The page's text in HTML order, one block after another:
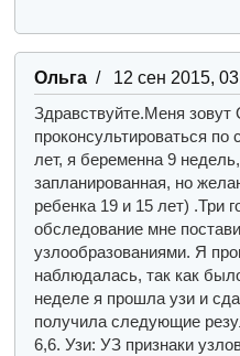
Ольга/ 12 сен 2015,
Здравствуйте.Меня
проконсультироваться
лет, я беременна 9
запланированная, но
ребенка 19 и 15 лет) .Три
обследование мне
узлообразованиями. Я
наблюдалась, так как
неделе я прошла узи и
получила следующие
6,6. Узи: УЗ признаки